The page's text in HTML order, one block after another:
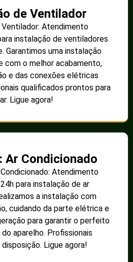
de Ventilador
Ventilador: Atendimento
instalação de ventiladores
Garantimos uma instalação
com o melhor acabamento,
e das conexões elétricas
qualificados prontos para
Ligue agora!
Ar Condicionado
Atendimento
para instalação de ar
a instalação com
cuidando da parte elétrica e
para garantir o perfeito
aparelho. Profissionais
Ligue agora!